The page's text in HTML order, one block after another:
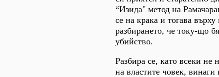
“Изида" метод на
се на крака и тогава
разбирането, че току-що
убийство.
Разбира се, като всеки не
на властите човек, винаги